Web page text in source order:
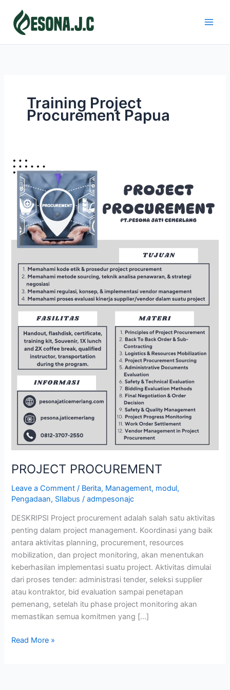
content
Training Project
Procurement Papua
PROJECT PROCUREMENT
Leave a Comment / Berita, Management, modul,
Pengadaan, SIlabus /admpesonajc
DESKRIPSI Project procurement adalah salah satu aktivitas
penting dalam project management. Koordinasi yang baik
antara aktivitas planning, procurement, resources
mobilization, dan project monitoring, akan menentukan
keberhasilan implementasi suatu project. Aktivitas dimulai
dari proses tender: administrasi tender, seleksi supplier
atau kontraktor, bid evaluation sampai penetapan
pemenang, setelah itu phase project monitoring akan
memastikan semua komitmen yang […]
PROJECT
PROCUREMENT
Read More »